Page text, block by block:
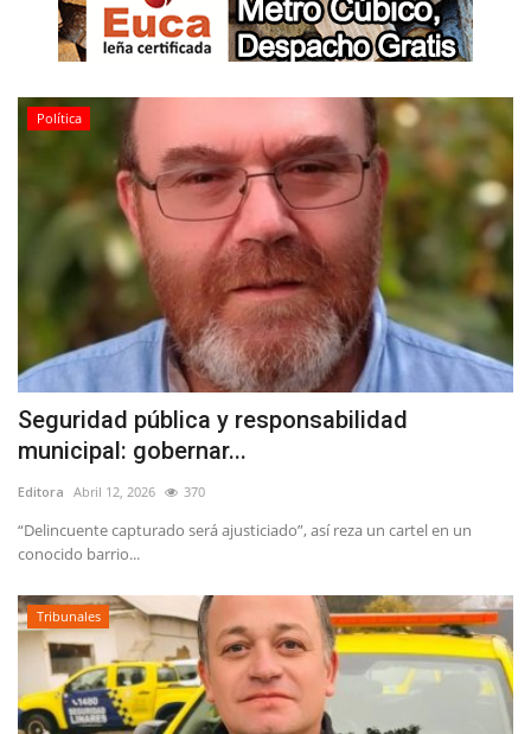
Política
Seguridad pública y responsabilidad
municipal: gobernar...
Editora Abril 12, 2026 370
“Delincuente capturado será ajusticiado”, así reza un cartel en un
conocido barrio...
Tribunales